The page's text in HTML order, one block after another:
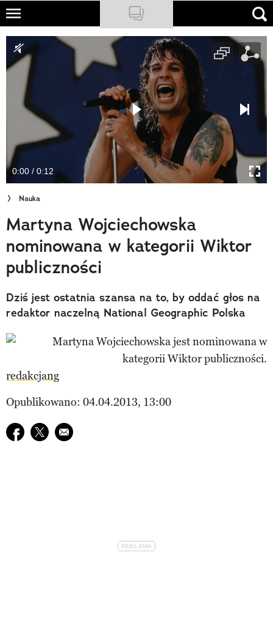
Skip
main
content
NATIONAL GEOGRAPHIC
TRAVELER
PODCASTY
Newsletter
Cuda Polski
Wielki Konkurs Fotograficzny
Trendbook Podróżniczy
Polecane
0:00 / 0:12
Nauka
Martyna Wojciechowska
nominowana w kategorii Wiktor
publiczności
Dziś jest ostatnia szansa na to, by oddać głos na
redaktor naczelną National Geographic Polska
redakcjang
Opublikowano: 04.04.2013, 13:00
Udostępnij na facebook
Udostępnij na twitter
E-mail do przyjaciela